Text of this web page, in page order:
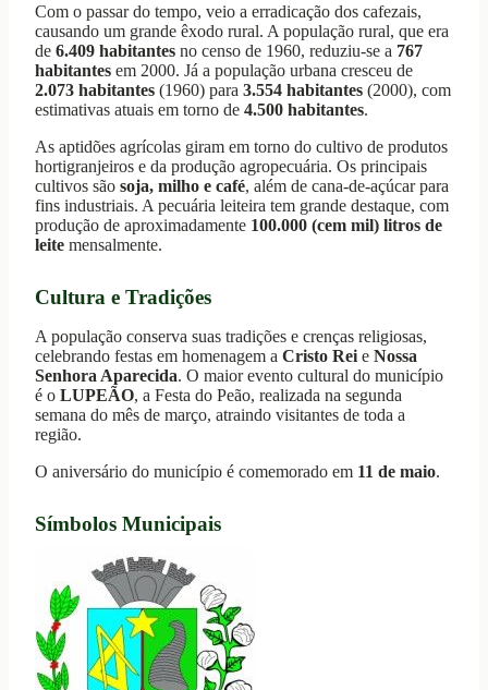
Com o passar do tempo, veio a erradicação dos cafezais,
causando um grande êxodo rural. A população rural, que era
de 6.409 habitantes no censo de 1960, reduziu-se a 767
habitantes em 2000. Já a população urbana cresceu de
2.073 habitantes (1960) para 3.554 habitantes (2000), com
estimativas atuais em torno de 4.500 habitantes.
As aptidões agrícolas giram em torno do cultivo de produtos
hortigranjeiros e da produção agropecuária. Os principais
cultivos são soja, milho e café, além de cana-de-açúcar para
fins industriais. A pecuária leiteira tem grande destaque, com
produção de aproximadamente 100.000 (cem mil) litros de
leite mensalmente.
Cultura e Tradições
A população conserva suas tradições e crenças religiosas,
celebrando festas em homenagem a Cristo Rei e Nossa
Senhora Aparecida. O maior evento cultural do município
é o LUPEÃO, a Festa do Peão, realizada na segunda
semana do mês de março, atraindo visitantes de toda a
região.
O aniversário do município é comemorado em 11 de maio.
Símbolos Municipais